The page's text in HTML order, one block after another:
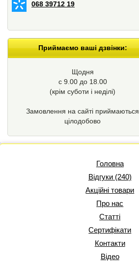
068 39712 19
Приймаємо ваші дзвінки:
Щодня
с 9.00 до 18.00
(крім суботи і неділі)
Замовлення на сайті приймаються
цілодобово
Головна
Відгуки (240)
Акційні товари
Про нас
Статті
Сертифікати
Контакти
Відео